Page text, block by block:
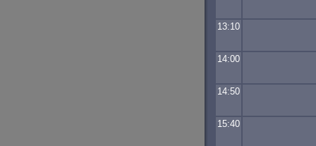
13:10
14:00
14:50
15:40